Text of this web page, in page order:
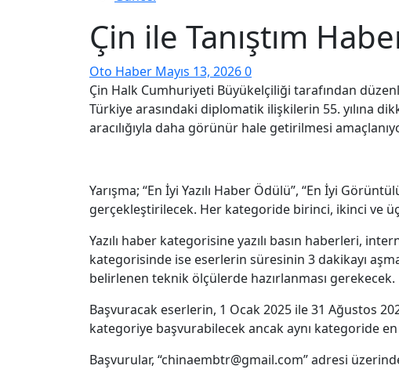
Çin ile Tanıştım
Oto Haber Mayıs 13, 20260
Çin Halk Cumhuriyeti Büyükelçiliği tarafından
Türkiye arasındaki diplomatik ilişkilerin 55. yılına
aracılığıyla daha görünür hale getirilmesi
Yarışma; “En İyi Yazılı Haber Ödülü”, “En İyi
gerçekleştirilecek. Her kategoride birinci, ikinci ve
Yazılı haber kategorisine yazılı basın haberleri,
kategorisinde ise eserlerin süresinin 3 dakikayı
belirlenen teknik ölçülerde hazırlanması gerekecek.
Başvuracak eserlerin, 1 Ocak 2025 ile 31 Ağustos
kategoriye başvurabilecek ancak aynı kategoride
Başvurular, “chinaembtr@gmail.com” adresi